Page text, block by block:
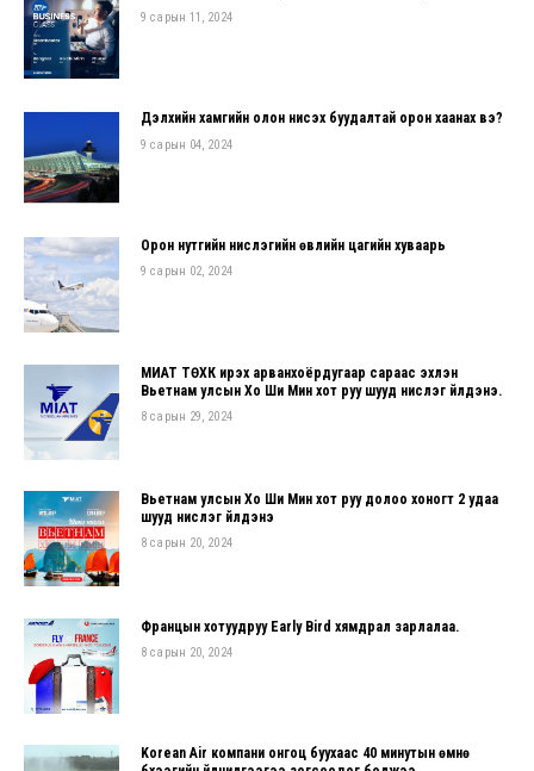
9 сарын 11, 2024
Дэлхийн хамгийн олон нисэх буудалтай орон хаанах вэ?
9 сарын 04, 2024
Орон нутгийн нислэгийн өвлийн цагийн хуваарь
9 сарын 02, 2024
МИАТ ТӨХК ирэх арванхоёрдугаар сараас эхлэн
Вьетнам улсын Хо Ши Мин хот руу шууд нислэг үйлдэнэ.
8 сарын 29, 2024
Вьетнам улсын Хо Ши Мин хот руу долоо хоногт 2 удаа
шууд нислэг үйлдэнэ
8 сарын 20, 2024
Францын хотуудруу Early Bird хямдрал зарлалаа.
8 сарын 20, 2024
Korean Air компани онгоц буухаас 40 минутын өмнө